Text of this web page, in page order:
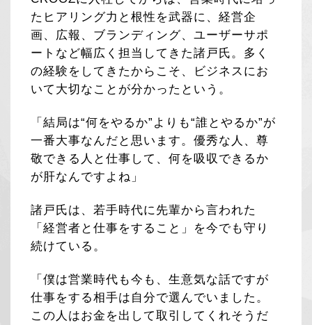
たヒアリング力と根性を武器に、経営企
画、広報、ブランディング、ユーザーサポ
ートなど幅広く担当してきた諸戸氏。多く
の経験をしてきたからこそ、ビジネスにお
いて大切なことが分かったという。
「結局は“何をやるか”よりも“誰とやるか”が
一番大事なんだと思います。優秀な人、尊
敬できる人と仕事して、何を吸収できるか
が肝なんですよね」
諸戸氏は、若手時代に先輩から言われた
「経営者と仕事をすること」を今でも守り
続けている。
「僕は営業時代も今も、生意気な話ですが
仕事をする相手は自分で選んでいました。
この人はお金を出して取引してくれそうだ